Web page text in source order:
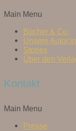
Main Menu
Bücher & Co.
Unsere
Stories
Über den
Kontakt
Main Menu
Presse